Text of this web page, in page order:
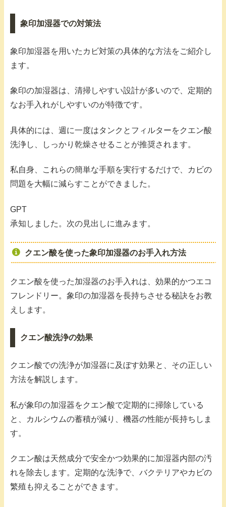
象印加湿器での対策法
象印加湿器を用いたカビ対策の具体的な方法をご紹介し
ます。
象印の加湿器は、清掃しやすい設計が多いので、定期的
なお手入れがしやすいのが特徴です。
具体的には、週に一度はタンクとフィルターをクエン酸
洗浄し、しっかり乾燥させることが推奨されます。
私自身、これらの簡単な手順を実行するだけで、カビの
問題を大幅に減らすことができました。
GPT
承知しました。次の見出しに進みます。
クエン酸を使った象印加湿器のお手入れ方法
クエン酸を使った加湿器のお手入れは、効果的かつエコ
フレンドリー。象印の加湿器を長持ちさせる秘訣をお教
えします。
クエン酸洗浄の効果
クエン酸での洗浄が加湿器に及ぼす効果と、その正しい
方法を解説します。
私が象印の加湿器をクエン酸で定期的に掃除している
と、カルシウムの蓄積が減り、機器の性能が長持ちしま
す。
クエン酸は天然成分で安全かつ効果的に加湿器内部の汚
れを除去します。定期的な洗浄で、バクテリアやカビの
繁殖も抑えることができます。